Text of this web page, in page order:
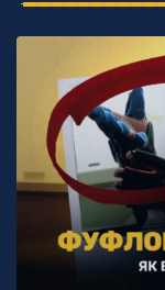
розслідування